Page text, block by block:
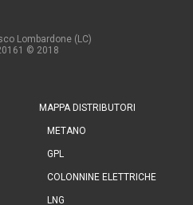
Lombardone (LC)
© 2018
MAPPA DISTRIBUTORI
METANO
GPL
COLONNINE ELETTRICHE
LNG